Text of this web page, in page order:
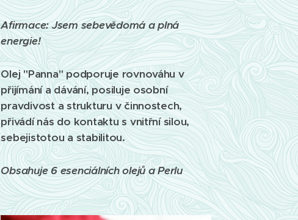
Afirmace: Jsem sebevědomá a plná
energie!
Olej "Panna" podporuje rovnováhu v
přijímání a dávání, posiluje osobní
pravdivost a strukturu v činnostech,
přivádí nás do kontaktu s vnitřní silou,
sebejistotou a stabilitou.
Obsahuje 6 esenciálních olejů a Perlu